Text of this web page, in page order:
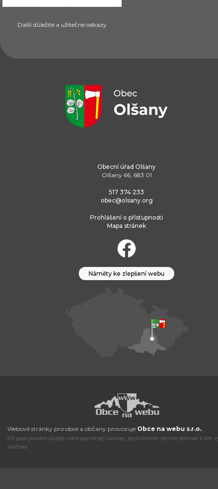
Další důležité a užitečné odkazy
Obecní úřad Olšany
Olšany 66, 683 01
517 374 233
obec@olsany.org
Prohlášení o přístupnosti
Mapa stránek
Náměty ke zlepšení webu
Webové stránky pro obce a občany provozuje Obce na webu s.r.o.
Při poskytování služeb nám pomáhají cookies, prohlížením těchto stránek s tím
souhlas.